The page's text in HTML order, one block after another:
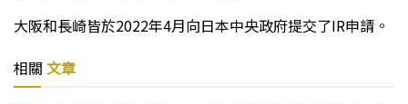
大阪和長崎皆於2022年4月向日本中央政府提交了IR申請。
相關 文章